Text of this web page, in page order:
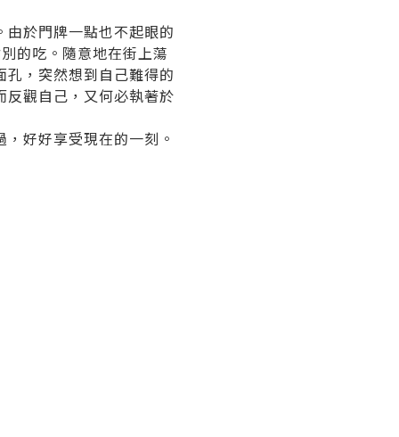
於門牌一點也不起眼的
的吃。隨意地在街上蕩
，突然想到自己難得的
觀自己，又何必執著於
好好享受現在的一刻。